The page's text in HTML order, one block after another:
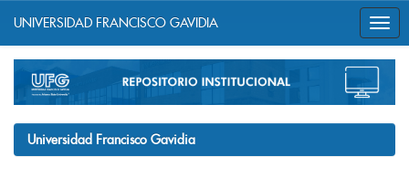
navigation
UNIVERSIDAD FRANCISCO GAVIDIA
Universidad Francisco Gavidia